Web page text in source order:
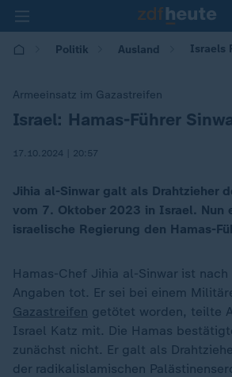
Politik Ausland Israels
Armeeinsatz im Gazastreifen
:
Israel: Hamas-Führer
17.10.2024 | 20:57
Jihia al-Sinwar galt als Drahtzieher
vom 7. Oktober 2023 in Israel. Nun
israelische Regierung den Hamas-
Hamas-Chef Jihia al-Sinwar ist nach
Angaben tot. Er sei bei einem
Gazastreifen getötet worden, teilte
Israel Katz mit. Die Hamas
zunächst nicht. Er galt als
der radikalislamischen